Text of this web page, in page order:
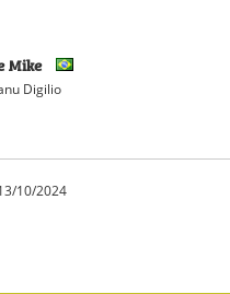
Mike
Digilio
10/2024